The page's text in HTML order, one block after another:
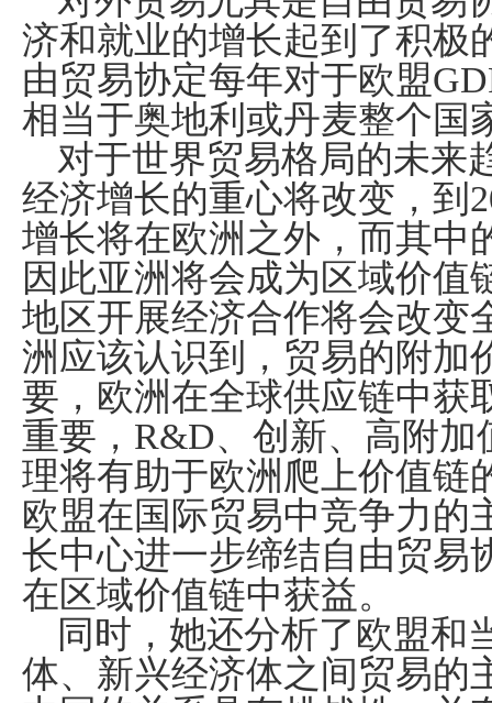
济和就业的增长起到了积极
由贸易协定每年对于欧盟
相当于奥地利或丹麦整个国
对于世界贸易格局的未来
经济增长的重心将改变，到
增长将在欧洲之外，而其中
因此亚洲将会成为区域价值
地区开展经济合作将会改变
洲应该认识到，贸易的附加
要，欧洲在全球供应链中获
重要， R&D、创新、高附
理将有助于欧洲爬上价值链
欧盟在国际贸易中竞争力的
长中心进一步缔结自由贸易
在区域价值链中获益。
同时，她还分析了欧盟和
体、新兴经济体之间贸易的